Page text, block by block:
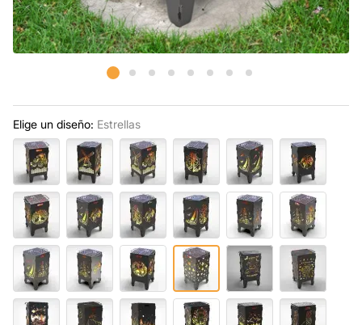
Elige un diseño: Estrellas